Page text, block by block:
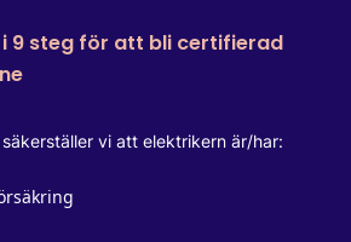
9 steg för att bli certifierad
vi att elektrikern är/har: